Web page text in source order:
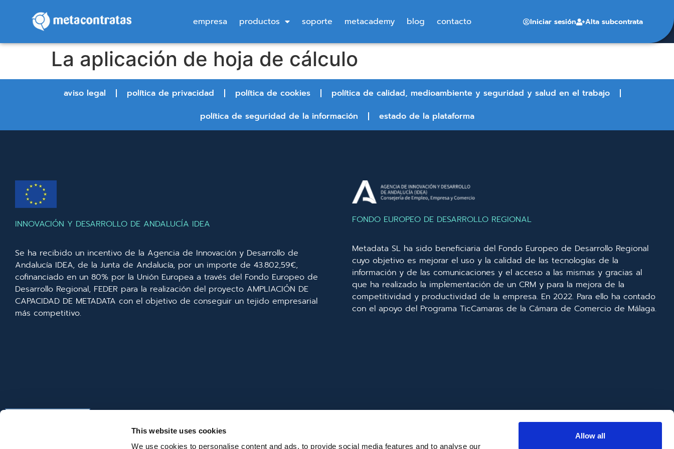
This website uses cookies
We use cookies to personalise content and ads, to provide social media features and to analyse our
Allow all
empresa productos soporte metacademy blog contacto Iniciar sesión Alta subcontrata
La aplicación de hoja de cálculo
aviso legal política de privacidad política de cookies
política de calidad, medioambiente y seguridad y salud en el trabajo
política de seguridad de la información
estado de la plataforma
INNOVACIÓN Y DESARROLLO DE ANDALUCÍA IDEA
Se ha recibido un incentivo de la Agencia de Innovación y Desarrollo de
Andalucía IDEA, de la Junta de Andalucía, por un importe de 43.802,59€,
cofinanciado en un 80% por la Unión Europea a través del Fondo Europeo de
Desarrollo Regional, FEDER para la realización del proyecto AMPLIACIÓN DE
CAPACIDAD DE METADATA con el objetivo de conseguir un tejido empresarial
más competitivo.
FONDO EUROPEO DE DESARROLLO REGIONAL
Metadata SL ha sido beneficiaria del Fondo Europeo de Desarrollo Regional
cuyo objetivo es mejorar el uso y la calidad de las tecnologías de la
información y de las comunicaciones y el acceso a las mismas y gracias al
que ha realizado la implementación de un CRM y para la mejora de la
competitividad y productividad de la empresa. En 2022. Para ello ha contado
con el apoyo del Programa TicCamaras de la Cámara de Comercio de Málaga.